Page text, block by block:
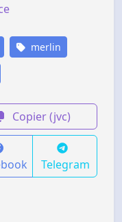
merlin
Copier (jvc)
Telegram